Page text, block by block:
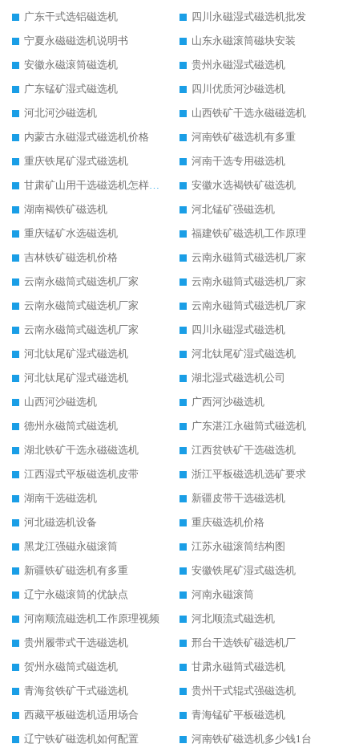
广东干式选铝磁选机
四川永磁湿式磁选机批发
宁夏永磁磁选机说明书
山东永磁滚筒磁块安装
安徽永磁滚筒磁选机
贵州永磁湿式磁选机
广东锰矿湿式磁选机
四川优质河沙磁选机
河北河沙磁选机
山西铁矿干选永磁磁选机
内蒙古永磁湿式磁选机价格
河南铁矿磁选机有多重
重庆铁尾矿湿式磁选机
河南干选专用磁选机
甘肃矿山用干选磁选机怎样调磁
安徽水选褐铁矿磁选机
湖南褐铁矿磁选机
河北锰矿强磁选机
重庆锰矿水选磁选机
福建铁矿磁选机工作原理
吉林铁矿磁选机价格
云南永磁筒式磁选机厂家
云南永磁筒式磁选机厂家
云南永磁筒式磁选机厂家
云南永磁筒式磁选机厂家
云南永磁筒式磁选机厂家
云南永磁筒式磁选机厂家
四川永磁湿式磁选机
河北钛尾矿湿式磁选机
河北钛尾矿湿式磁选机
河北钛尾矿湿式磁选机
湖北湿式磁选机公司
山西河沙磁选机
广西河沙磁选机
德州永磁筒式磁选机
广东湛江永磁筒式磁选机
湖北铁矿干选永磁磁选机
江西贫铁矿干选磁选机
江西湿式平板磁选机皮带
浙江平板磁选机选矿要求
湖南干选磁选机
新疆皮带干选磁选机
河北磁选机设备
重庆磁选机价格
黑龙江强磁永磁滚筒
江苏永磁滚筒结构图
新疆铁矿磁选机有多重
安徽铁尾矿湿式磁选机
辽宁永磁滚筒的优缺点
河南永磁滚筒
河南顺流磁选机工作原理视频
河北顺流式磁选机
贵州履带式干选磁选机
邢台干选铁矿磁选机厂
贺州永磁筒式磁选机
甘肃永磁筒式磁选机
青海贫铁矿干式磁选机
贵州干式辊式强磁选机
西藏平板磁选机适用场合
青海锰矿平板磁选机
辽宁铁矿磁选机如何配置
河南铁矿磁选机多少钱1台